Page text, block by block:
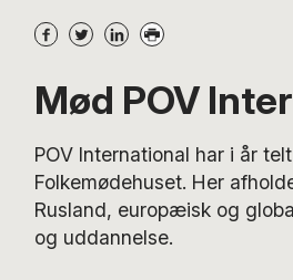
Mød POV
POV International har i år
Folkemødehuset. Her
Rusland, europæisk og
og uddannelse.